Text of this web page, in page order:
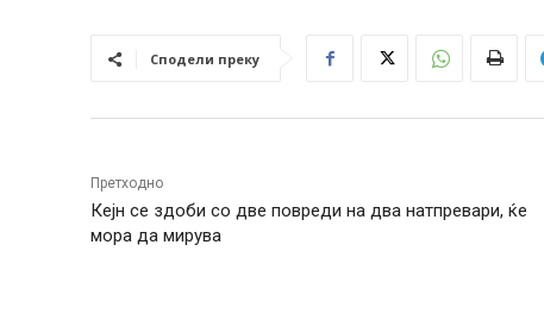
Сподели преку
Претходно
Кејн се здоби со две повреди на два натпревари, ќе
мора да мирува